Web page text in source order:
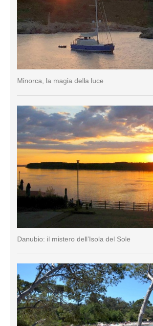
Minorca, la magia della luce
Danubio: il mistero dell’Isola del Sole